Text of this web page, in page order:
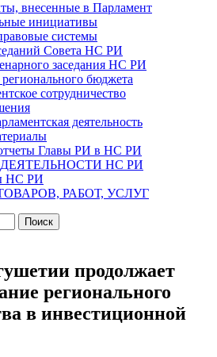
внесенные в Парламент
инициативы
системы
Совета НС РИ
заседания НС РИ
бюджета
сотрудничество
деятельность
Главы РИ в НС РИ
НС РИ
НС РИ
РАБОТ, УСЛУГ
продолжает
регионального
в инвестиционной